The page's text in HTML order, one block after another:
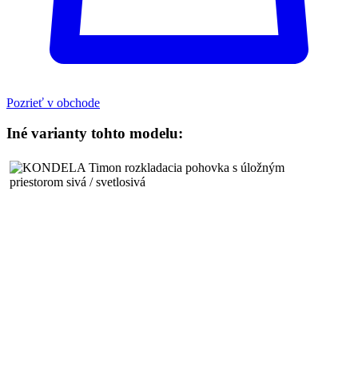
Pozrieť v obchode
Iné varianty tohto modelu: